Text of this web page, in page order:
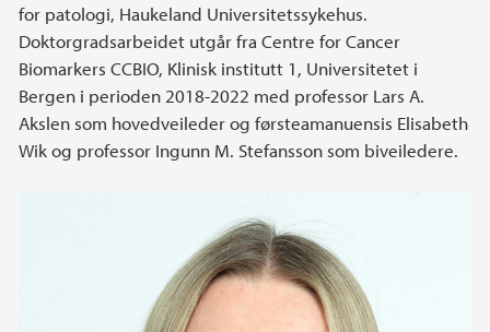
for patologi, Haukeland Universitetssykehus.
Doktorgradsarbeidet utgår fra Centre for Cancer
Biomarkers CCBIO, Klinisk institutt 1, Universitetet i
Bergen i perioden 2018-2022 med professor Lars A.
Akslen som hovedveileder og førsteamanuensis Elisabeth
Wik og professor Ingunn M. Stefansson som biveiledere.